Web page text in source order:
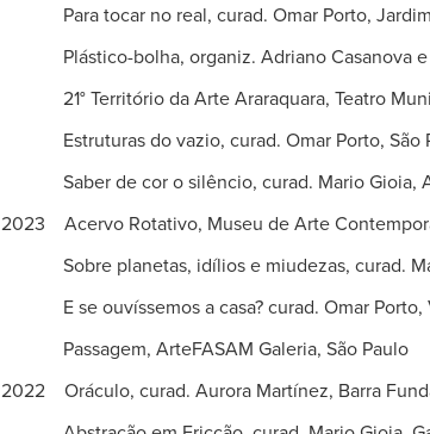
Para tocar no real, curad. Omar Porto, Jardim
Plástico-bolha, organiz. Adriano Casanova e
21° Território da Arte Araraquara, Teatro
Estruturas do vazio, curad. Omar Porto, São
Saber de cor o silêncio, curad. Mario Gioia,
2023 Acervo Rotativo, Museu de Arte
Sobre planetas, idílios e miudezas, curad.
E se ouvíssemos a casa? curad. Omar Porto,
Passagem, ArteFASAM Galeria, São Paulo
2022 Oráculo, curad. Aurora Martínez, Barra